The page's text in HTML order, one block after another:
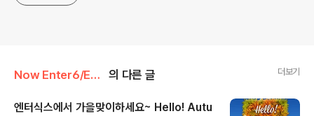
Now Enter6/Enter6 Promotion 의 다른 글 더보기
엔터식스에서 가을맞이하세요~ Hello! Autu